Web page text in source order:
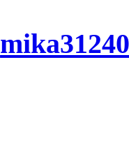
mika31240